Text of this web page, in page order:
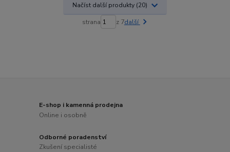
Načíst další produkty (20)
strana z 7další
E-shop i kamenná prodejna
Online i osobně
Odborné poradenství
Zkušení specialisté